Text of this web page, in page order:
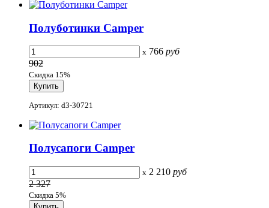
Полуботинки Camper
x 766 руб
902
Скидка 15%
Артикул: d3-30721
Полусапоги Camper
x 2 210 руб
2 327
Скидка 5%